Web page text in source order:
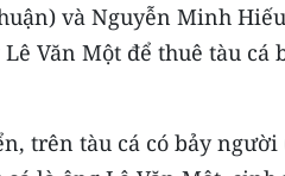
và Nguyễn Minh
Văn Một để thuê tàu cá
trên tàu cá có bảy